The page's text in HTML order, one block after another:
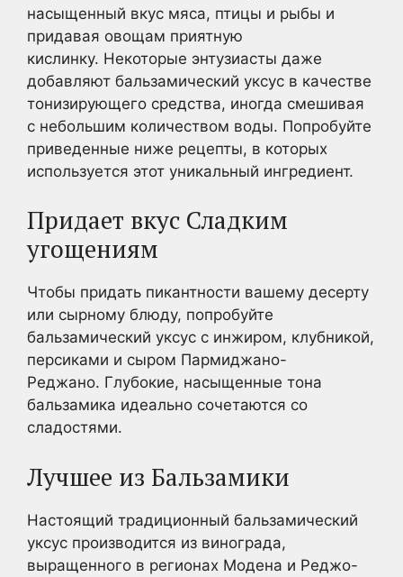
насыщенный вкус мяса, птицы и рыбы и
придавая овощам приятную
кислинку. Некоторые энтузиасты даже
добавляют бальзамический уксус в качестве
тонизирующего средства, иногда смешивая
с небольшим количеством воды. Попробуйте
приведенные ниже рецепты, в которых
используется этот уникальный ингредиент.
Придает вкус Сладким
угощениям
Чтобы придать пикантности вашему десерту
или сырному блюду, попробуйте
бальзамический уксус с инжиром, клубникой,
персиками и сыром Пармиджано-
Реджано. Глубокие, насыщенные тона
бальзамика идеально сочетаются со
сладостями.
Лучшее из Бальзамики
Настоящий традиционный бальзамический
уксус производится из винограда,
выращенного в регионах Модена и Реджо-